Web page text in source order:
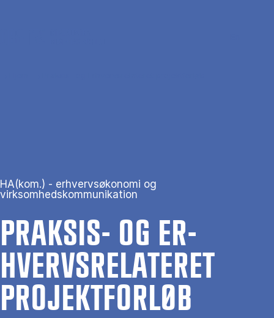
HA(kom.) - erhvervsøkonomi og
virksomhedskommunikation
PRAK­SIS- OG ER­
HVERVS­RE­LA­TE­RET
PRO­JEKT­FOR­LØB